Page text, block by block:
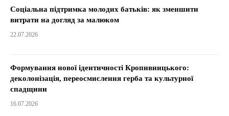
Соціальна підтримка молодих батьків: як зменшити
витрати на догляд за малюком
22.07.2026
Формування нової ідентичності Кропивницького:
деколонізація, переосмислення герба та культурної
спадщини
16.07.2026